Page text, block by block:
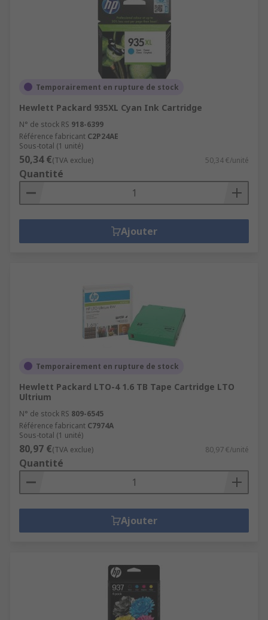
Temporairement en rupture de stock
Hewlett Packard 935XL Cyan Ink Cartridge
N° de stock RS 918-6399
Référence fabricant C2P24AE
Sous-total (1 unité)
50,34 €(TVA exclue) 50,34 €/unité
Quantité
Ajouter
Temporairement en rupture de stock
Hewlett Packard LTO-4 1.6 TB Tape Cartridge LTO
Ultrium
N° de stock RS 809-6545
Référence fabricant C7974A
Sous-total (1 unité)
80,97 €(TVA exclue) 80,97 €/unité
Quantité
Ajouter